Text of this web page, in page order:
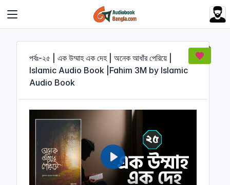
পর্বঃ-২৫ | এক উম্মাহ এক দেহ | অনেক আধাঁর পেরিয়ে |
Islamic Audio Book |Fahim 3M by Islamic
Audio Book
P